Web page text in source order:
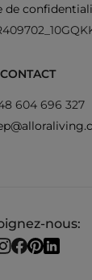
de
CONTACT
604 696 327
nous: